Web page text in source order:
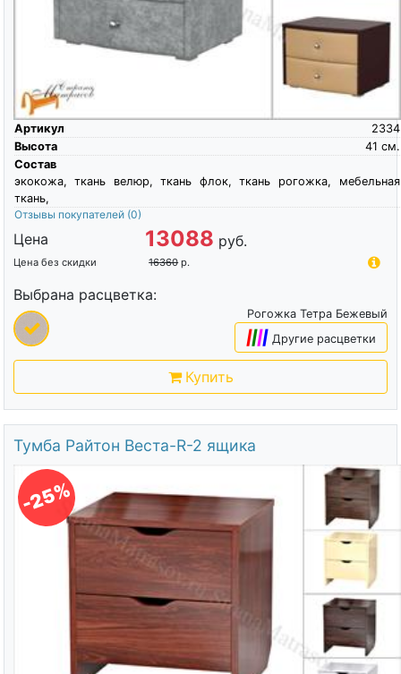
Артикул
2334
Высота
см.
41
Состав
экокожа, ткань велюр, ткань флок, ткань рогожка, мебельная
ткань,
Отзывы покупателей (0)
Цена 13088 руб.
Цена без скидки 16360 р.
Выбрана расцветка:
Рогожка Тетра Бежевый
|||| Другие расцветки
Купить
Тумба Райтон Веста-R-2 ящика
-25%